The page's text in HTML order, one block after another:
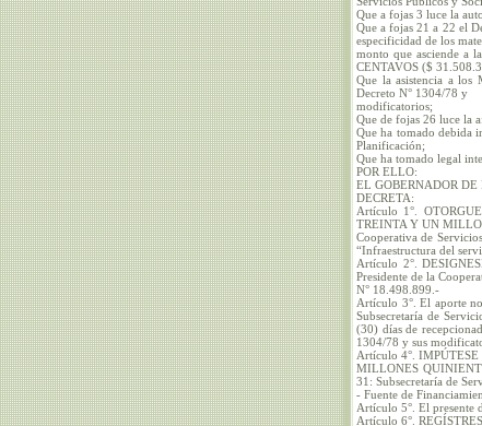
Que a fojas 3 luce la
Que a fojas 21 a 22 el
especificidad de los
monto que asciende a
CENTAVOS ($
Que la asistencia a los
Decreto N° 1304/78 y
modificatorios;
Que de fojas 26 luce la
Que ha tomado debida
Planificación;
Que ha tomado legal
POR ELLO:
EL GOBERNADOR
DECRETA:
Artículo 1°.
TREINTA Y UN
Cooperativa de
“Infraestructura del
Artículo 2°.
Presidente de la
N° 18.498.899.-
Artículo 3°. El aporte
Subsecretaría de
(30) días de
1304/78 y sus
Artículo 4°. IMPÚTESE
MILLONES
31: Subsecretaría de
- Fuente de
Artículo 5°. El presente
Artículo 6°.